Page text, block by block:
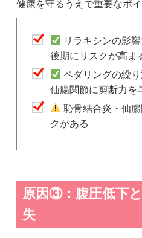
健康を守るうえで重要なポイ
リラキシンの影
後期にリスクが高ま
ペダリングの繰
仙腸関節に剪断力を
恥骨結合炎・仙
クがある
原因③：腹圧低下
失